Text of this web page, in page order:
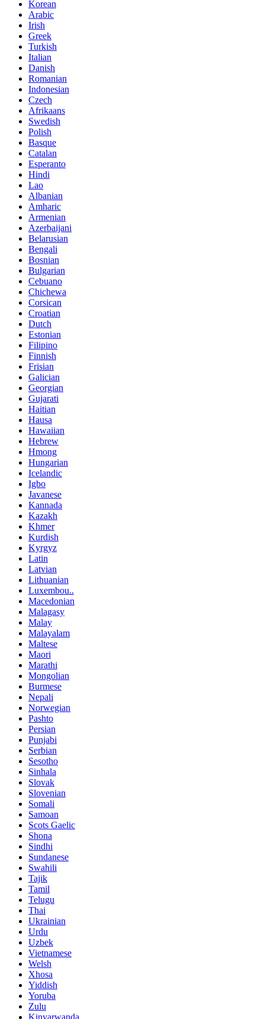
Korean
Arabic
Irish
Greek
Turkish
Italian
Danish
Romanian
Indonesian
Czech
Afrikaans
Swedish
Polish
Basque
Catalan
Esperanto
Hindi
Lao
Albanian
Amharic
Armenian
Azerbaijani
Belarusian
Bengali
Bosnian
Bulgarian
Cebuano
Chichewa
Corsican
Croatian
Dutch
Estonian
Filipino
Finnish
Frisian
Galician
Georgian
Gujarati
Haitian
Hausa
Hawaiian
Hebrew
Hmong
Hungarian
Icelandic
Igbo
Javanese
Kannada
Kazakh
Khmer
Kurdish
Kyrgyz
Latin
Latvian
Lithuanian
Luxembou..
Macedonian
Malagasy
Malay
Malayalam
Maltese
Maori
Marathi
Mongolian
Burmese
Nepali
Norwegian
Pashto
Persian
Punjabi
Serbian
Sesotho
Sinhala
Slovak
Slovenian
Somali
Samoan
Scots Gaelic
Shona
Sindhi
Sundanese
Swahili
Tajik
Tamil
Telugu
Thai
Ukrainian
Urdu
Uzbek
Vietnamese
Welsh
Xhosa
Yiddish
Yoruba
Zulu